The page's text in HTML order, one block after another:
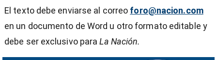
El texto debe enviarse al correo foro@nacion.com
en un documento de Word u otro formato editable y
debe ser exclusivo paraLa Nación.